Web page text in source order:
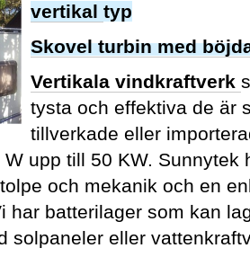
vertikal typ
Skovel turbin med
Vertikala vindkraftverk
tysta och effektiva de är
tillverkade eller
upp till 50 KW. Sunnytek
och mekanik och en
har batterilager som kan
solpaneler eller